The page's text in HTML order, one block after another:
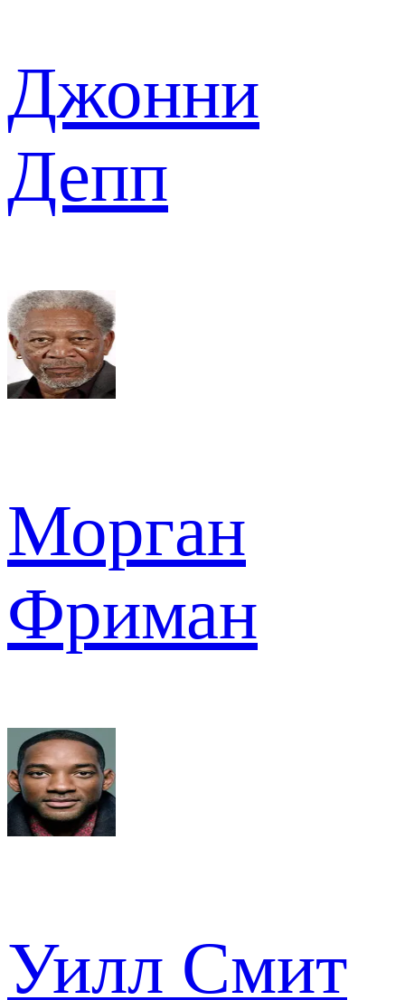
Джонни
Депп
Морган
Фриман
Уилл Смит